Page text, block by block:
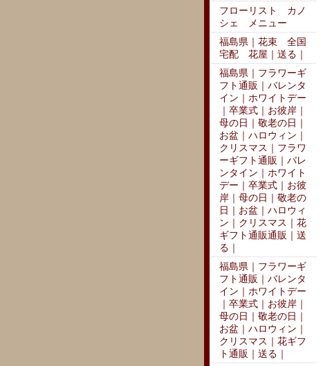
フローリスト カノ
シェ メニュー
福島県｜花束 全国
宅配 花屋｜送る｜
福島県｜フラワーギ
フト通販｜バレンタ
イン｜ホワイトデー
｜卒業式｜お彼岸｜
母の日｜敬老の日｜
お盆｜ハロウィン｜
クリスマス｜フラワ
ーギフト通販｜バレ
ンタイン｜ホワイト
デー｜卒業式｜お彼
岸｜母の日｜敬老の
日｜お盆｜ハロウィ
ン｜クリスマス｜花
ギフト通販通販｜送
る｜
福島県｜フラワーギ
フト通販｜バレンタ
イン｜ホワイトデー
｜卒業式｜お彼岸｜
母の日｜敬老の日｜
お盆｜ハロウィン｜
クリスマス｜花ギフ
ト通販｜送る｜